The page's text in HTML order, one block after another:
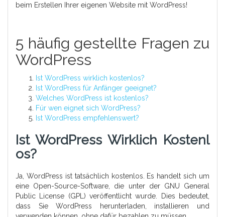
beim Erstellen Ihrer eigenen Website mit WordPress!
5 häufig gestellte Fragen zu
WordPress
Ist WordPress wirklich kostenlos?
Ist WordPress für Anfänger geeignet?
Welches WordPress ist kostenlos?
Für wen eignet sich WordPress?
Ist WordPress empfehlenswert?
Ist WordPress Wirklich Kostenl
Os?
Ja, WordPress ist tatsächlich kostenlos. Es handelt sich um
eine Open-Source-Software, die unter der GNU General
Public License (GPL) veröffentlicht wurde. Dies bedeutet,
dass Sie WordPress herunterladen, installieren und